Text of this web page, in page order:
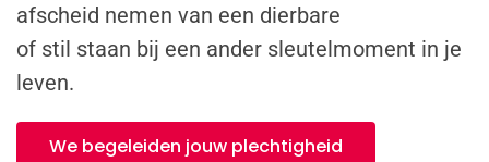
afscheid nemen van een dierbare
of stil staan bij een ander sleutelmoment in je
leven.
We begeleiden jouw plechtigheid